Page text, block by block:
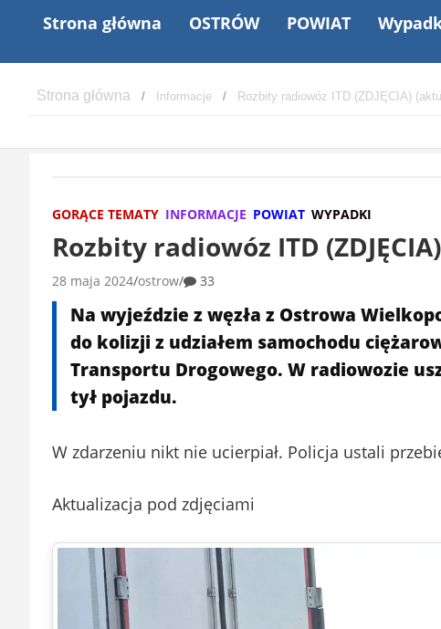
Strona główna OSTRÓW POWIAT
Informacje Rozbity radiowóz ITD (ZDJĘCIA)
GORĄCE TEMATY INFORMACJE POWIAT WYPADKI
Rozbity radiowóz ITD
28 maja 2024 ostrow 33
Na wyjeździe z węzła z Ostrowa
do kolizji z udziałem samochodu
Transportu Drogowego. W radiowozie
tył pojazdu.
W zdarzeniu nikt nie ucierpiał. Policja ustali
Aktualizacja pod zdjęciami